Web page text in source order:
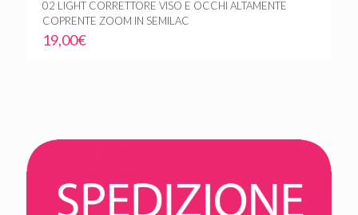
02 LIGHT CORRETTORE VISO E OCCHI ALTAMENTE
COPRENTE ZOOM IN SEMILAC
19,00€